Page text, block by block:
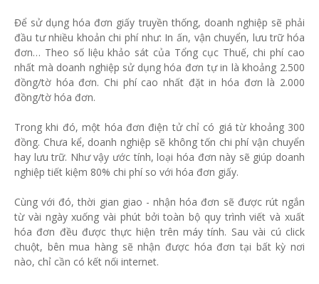
Để sử dụng hóa đơn giấy truyền thống, doanh nghiệp sẽ phải
đầu tư nhiều khoản chi phí như: In ấn, vận chuyển, lưu trữ hóa
đơn… Theo số liệu khảo sát của Tổng cục Thuế, chi phí cao
nhất mà doanh nghiệp sử dụng hóa đơn tự in là khoảng 2.500
đồng/tờ hóa đơn. Chi phí cao nhất đặt in hóa đơn là 2.000
đồng/tờ hóa đơn.
Trong khi đó, một hóa đơn điện tử chỉ có giá từ khoảng 300
đồng. Chưa kể, doanh nghiệp sẽ không tốn chi phí vận chuyển
hay lưu trữ. Như vậy ước tính, loại hóa đơn này sẽ giúp doanh
nghiệp tiết kiệm 80% chi phí so với hóa đơn giấy.
Cùng với đó, thời gian giao - nhận hóa đơn sẽ được rút ngắn
từ vài ngày xuống vài phút bởi toàn bộ quy trình viết và xuất
hóa đơn đều được thực hiện trên máy tính. Sau vài cú click
chuột, bên mua hàng sẽ nhận được hóa đơn tại bất kỳ nơi
nào, chỉ cần có kết nối internet.